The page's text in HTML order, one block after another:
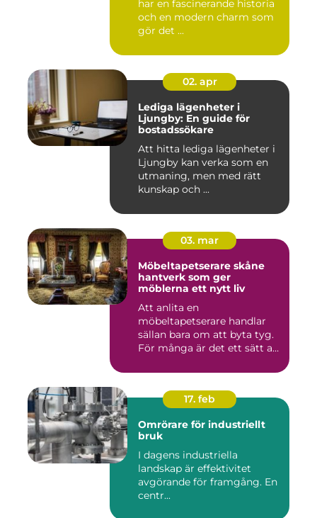
har en fascinerande historia
och en modern charm som
gör det ...
02. apr
Lediga lägenheter i
Ljungby: En guide för
bostadssökare
Att hitta lediga lägenheter i
Ljungby kan verka som en
utmaning, men med rätt
kunskap och ...
03. mar
Möbeltapetserare skåne
hantverk som ger
möblerna ett nytt liv
Att anlita en
möbeltapetserare handlar
sällan bara om att byta tyg.
För många är det ett sätt att
17. feb
Omrörare för industriellt
bruk
I dagens industriella
landskap är effektivitet
avgörande för framgång. En
centr...